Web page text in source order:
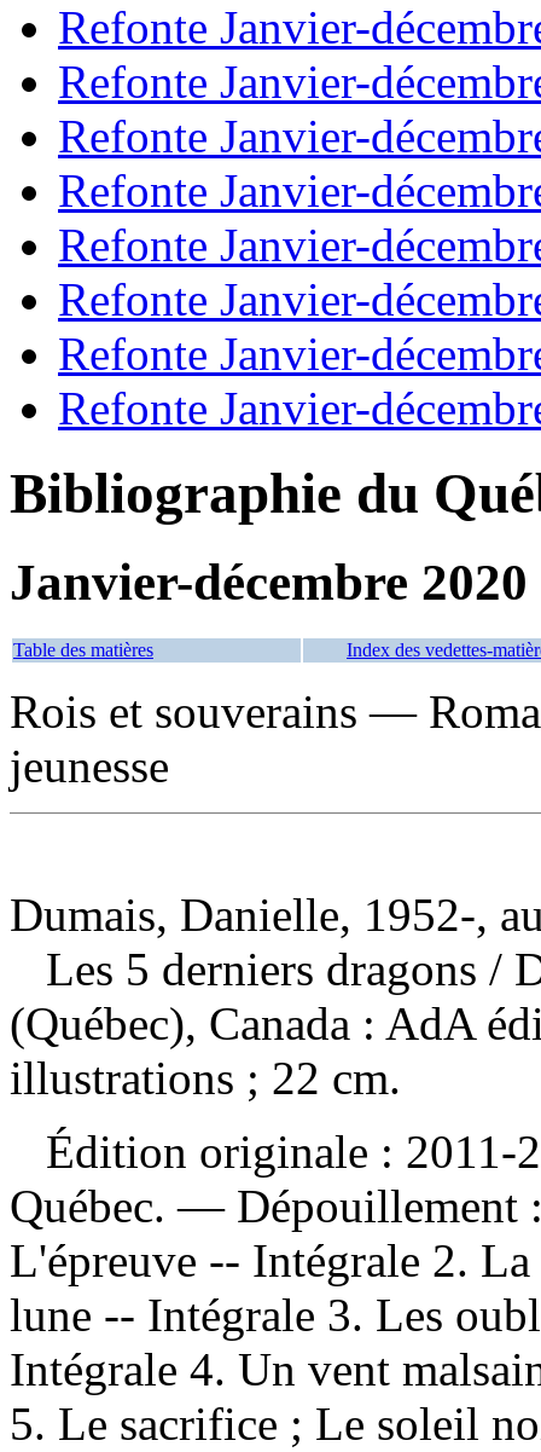
Refonte Janvier-
Refonte Janvier-
Refonte Janvier-
Refonte Janvier-
Refonte Janvier-
Refonte Janvier-
Refonte Janvier-
Refonte Janvier-
Bibliographie du
Janvier-décembre 2020
Table des matières Index des vedettes-
Rois et souverains —
jeunesse
Dumais, Danielle, 1952-,
Les 5 derniers dragons /
(Québec), Canada : AdA
illustrations ; 22 cm.
Édition originale : 2011-
Québec. — Dépouillement
L'épreuve -- Intégrale 2.
lune -- Intégrale 3. Les
Intégrale 4. Un vent
5. Le sacrifice ; Le soleil